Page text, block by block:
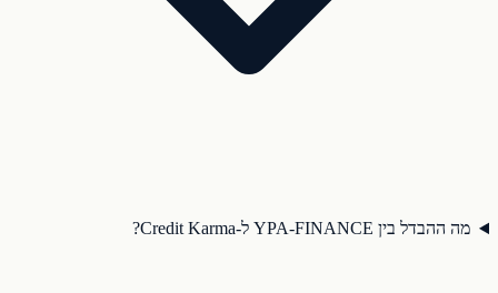
מה ההבדל בין YPA-FINANCE ל-Credit Karma?